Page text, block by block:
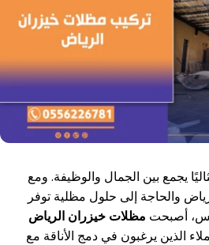
يجمع بين الجمال والوظيفة. ومع
والحاجة إلى حلول مظلية توفر
أصبحت مظلات خيزران الرياض
الذين يرغبون في دمج الأناقة مع